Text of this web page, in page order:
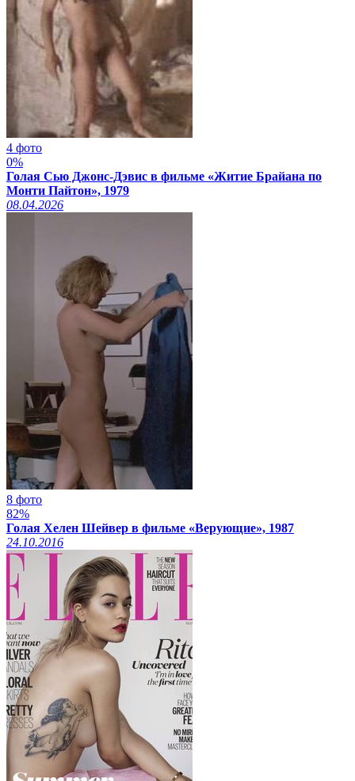
4 фото
0%
Голая Сью Джонс-Дэвис в фильме «Житие Брайана по
Монти Пайтон», 1979
08.04.2026
8 фото
82%
Голая Хелен Шейвер в фильме «Верующие», 1987
24.10.2016